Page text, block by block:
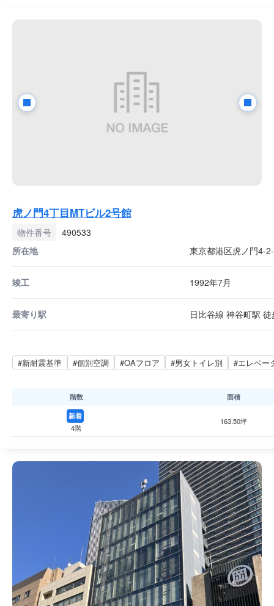
虎ノ門4丁目MTビル2号館
物件番号
490533
所在地
東京都港区虎ノ門4-
竣工 1992年7月
最寄り駅 日比谷線 神谷町駅
#新耐震基準 #個別空調 #OAフロア #男女トイレ別 #エレベー
階数 面積
新着
4階
163.50坪